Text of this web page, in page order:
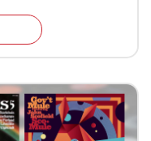
SIX ALBUMS QUI